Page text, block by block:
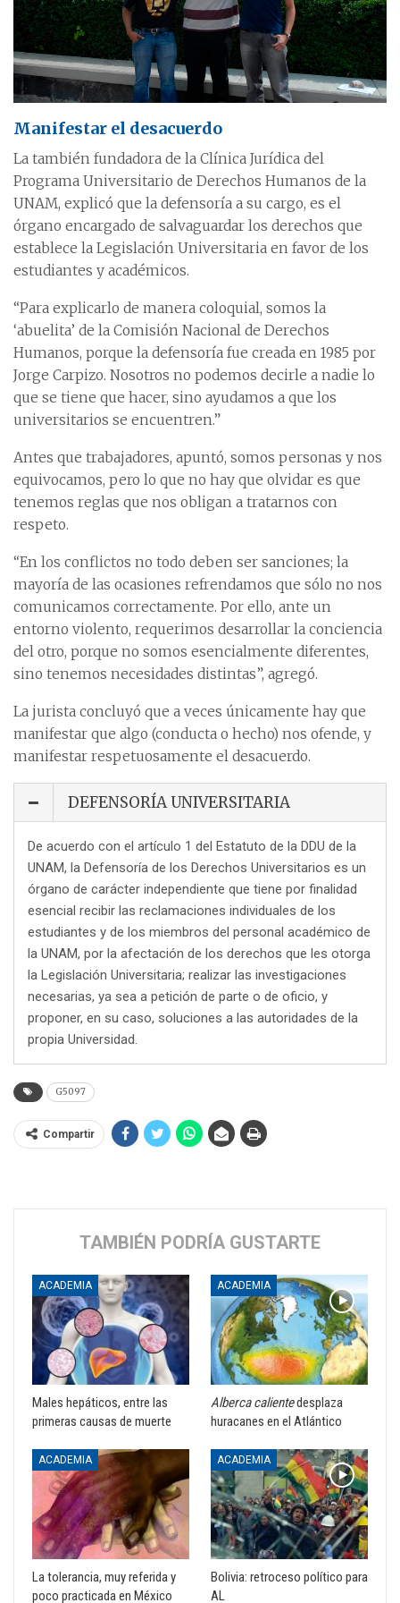
Manifestar el desacuerdo
La también fundadora de la Clínica Jurídica del
Programa Universitario de Derechos Humanos de la
UNAM, explicó que la defensoría a su cargo, es el
órgano encargado de salvaguardar los derechos que
establece la Legislación Universitaria en favor de los
estudiantes y académicos.
“Para explicarlo de manera coloquial, somos la
‘abuelita’ de la Comisión Nacional de Derechos
Humanos, porque la defensoría fue creada en 1985 por
Jorge Carpizo. Nosotros no podemos decirle a nadie lo
que se tiene que hacer, sino ayudamos a que los
universitarios se encuentren.”
Antes que trabajadores, apuntó, somos personas y nos
equivocamos, pero lo que no hay que olvidar es que
tenemos reglas que nos obligan a tratarnos con
respeto.
“En los conflictos no todo deben ser sanciones; la
mayoría de las ocasiones refrendamos que sólo no nos
comunicamos correctamente. Por ello, ante un
entorno violento, requerimos desarrollar la conciencia
del otro, porque no somos esencialmente diferentes,
sino tenemos necesidades distintas”, agregó.
La jurista concluyó que a veces únicamente hay que
manifestar que algo (conducta o hecho) nos ofende, y
manifestar respetuosamente el desacuerdo.
DEFENSORÍA UNIVERSITARIA
De acuerdo con el artículo 1 del Estatuto de la DDU de la
UNAM, la Defensoría de los Derechos Universitarios es un
órgano de carácter independiente que tiene por finalidad
esencial recibir las reclamaciones individuales de los
estudiantes y de los miembros del personal académico de
la UNAM, por la afectación de los derechos que les otorga
la Legislación Universitaria; realizar las investigaciones
necesarias, ya sea a petición de parte o de oficio, y
proponer, en su caso, soluciones a las autoridades de la
propia Universidad.
G5097
Compartir
TAMBIÉN PODRÍA GUSTARTE
ACADEMIA
Males hepáticos, entre las
primeras causas de muerte
ACADEMIA
Alberca calientedesplaza
huracanes en el Atlántico
ACADEMIA
La tolerancia, muy referida y
poco practicada en México
ACADEMIA
Bolivia: retroceso político para
AL